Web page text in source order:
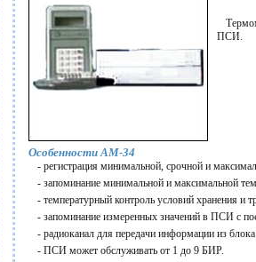
ПСИ.
Особенности АМ-34
- регистрация минимальной, срочной и
- запоминание минимальной и максимальной
- температурный контроль условий хранения и
- запоминание измеренных значений в ПСИ с
- радиоканал для передачи информации из
- ПСИ может обслуживать от 1 до 9 БИР.